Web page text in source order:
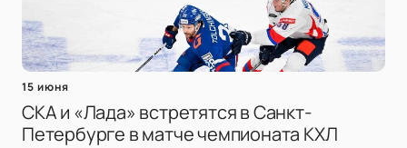
15 июня
СКА и «Лада» встретятся в Санкт-
Петербурге в матче чемпионата КХЛ